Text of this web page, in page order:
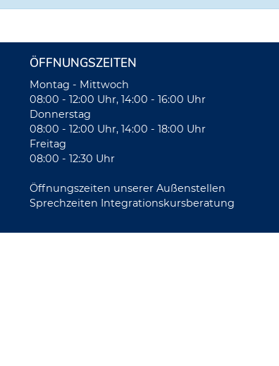
ÖFFNUNGSZEITEN
Montag - Mittwoch
08:00 - 12:00 Uhr, 14:00 - 16:00 Uhr
Donnerstag
08:00 - 12:00 Uhr, 14:00 - 18:00 Uhr
Freitag
08:00 - 12:30 Uhr
Öffnungszeiten unserer Außenstellen
Sprechzeiten Integrationskursberatung